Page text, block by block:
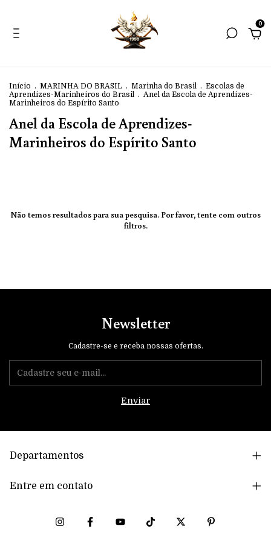
0
Início . MARINHA DO BRASIL . Marinha do Brasil . Escolas de
Aprendizes-Marinheiros do Brasil . Anel da Escola de Aprendizes-
Marinheiros do Espírito Santo
Anel da Escola de Aprendizes-
Marinheiros do Espírito Santo
Não temos resultados para sua pesquisa. Por favor, tente com outros
filtros.
Newsletter
Cadastre-se e receba nossas ofertas.
Departamentos
Entre em contato